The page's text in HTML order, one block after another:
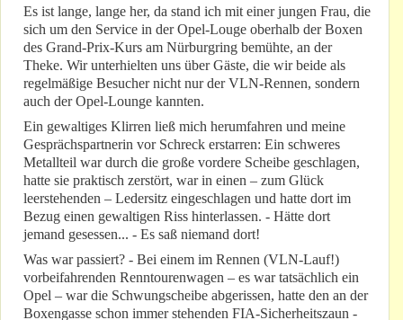
Es ist lange, lange her, da stand ich mit einer jungen Frau, die
sich um den Service in der Opel-Louge oberhalb der Boxen
des Grand-Prix-Kurs am Nürburgring bemühte, an der
Theke. Wir unterhielten uns über Gäste, die wir beide als
regelmäßige Besucher nicht nur der VLN-Rennen, sondern
auch der Opel-Lounge kannten.
Ein gewaltiges Klirren ließ mich herumfahren und meine
Gesprächspartnerin vor Schreck erstarren: Ein schweres
Metallteil war durch die große vordere Scheibe geschlagen,
hatte sie praktisch zerstört, war in einen – zum Glück
leerstehenden – Ledersitz eingeschlagen und hatte dort im
Bezug einen gewaltigen Riss hinterlassen. - Hätte dort
jemand gesessen... - Es saß niemand dort!
Was war passiert? - Bei einem im Rennen (VLN-Lauf!)
vorbeifahrenden Renntourenwagen – es war tatsächlich ein
Opel – war die Schwungscheibe abgerissen, hatte den an der
Boxengasse schon immer stehenden FIA-Sicherheitszaun -